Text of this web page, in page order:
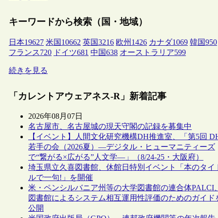
キーワードから検索（国・地域）
日本19627 米国 10662 英国3216 欧州 1426 カナダ1069 韓国950
フランス720 ドイツ681 中国638 オーストラリア599
続きを見る
「カレントアウェアネス-R」新着記事
2026年08月07日
名古屋市、名古屋城の現天守閣の記録を募集中
【イベント】人間文化研究機構DH推進室、「第5回
若手の会（2026夏）―デジタル・ヒューマニティーズ
で“繋がる×広がる”人文学―」（8/24-25・大阪府）
埼玉県立久喜図書館、休館日特別イベント「本のタイ
ルで一句!」を開催
米・ペンシルバニア州等の大学図書館の連合体PALCI、
図書館によるシステム相互運用性評価のためのガイド
公開